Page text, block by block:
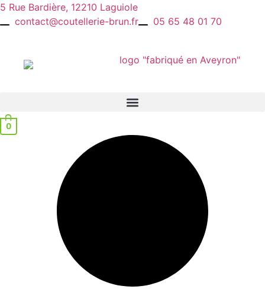
Aller
5 Rue Bardière, 12210 Laguiole
contact@coutellerie-brun.fr
05 65 48 01 70
0